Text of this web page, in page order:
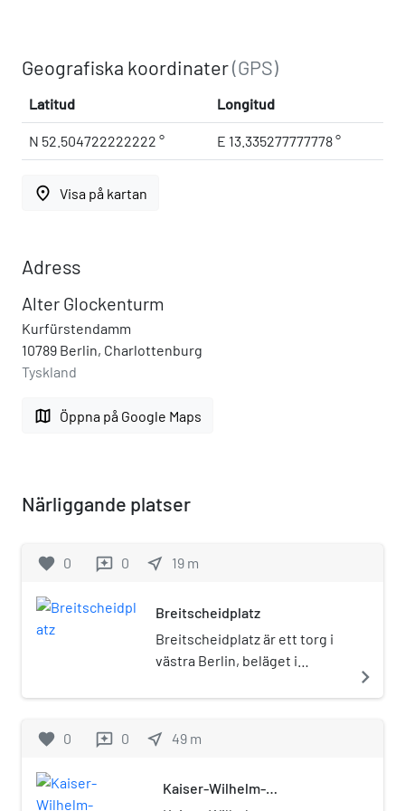
Geografiska koordinater(GPS)
Latitud Longitud
N 52.504722222222 ° E 13.335277777778 °
place Visa på kartan
Adress
Alter Glockenturm
Kurfürstendamm
10789 Berlin, Charlottenburg
Tyskland
map Öppna på Google Maps
Närliggande platser
favorite 0 reviews 0 near_me 19 m
Breitscheidplatz
Breitscheidplatz är ett torg i
västra Berlin, beläget i
stadsdelsområdet
mellan gatorna
Budapester Strasse. Torget
navigate_next
favorite 0 reviews 0 near_me 49 m
Kaiser-Wilhelm-